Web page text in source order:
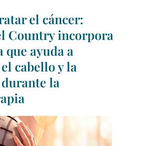
el cáncer:
Country incorpora
ayuda a
cabello y la
la